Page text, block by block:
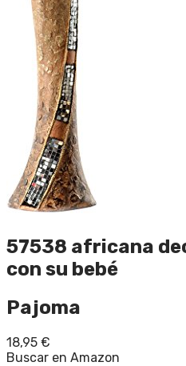
57538 africana
con su bebé
Pajoma
18,95 €
Buscar en Amazon